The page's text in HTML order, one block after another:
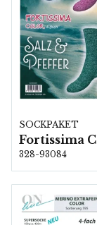
SOCKPAKET
328-93084